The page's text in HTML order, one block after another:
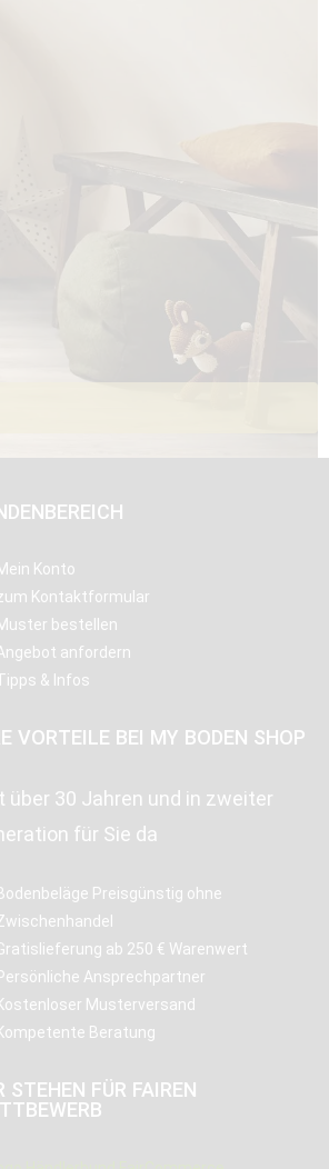
Konto
Kontaktformular
bestellen
anfordern
& Infos
VORTEILE BEI MY BODEN SHOP
über 30 Jahren und in zweiter
für Sie da
Preisgünstig ohne
ab 250 € Warenwert
Ansprechpartner
Musterversand
Beratung
STEHEN FÜR FAIREN